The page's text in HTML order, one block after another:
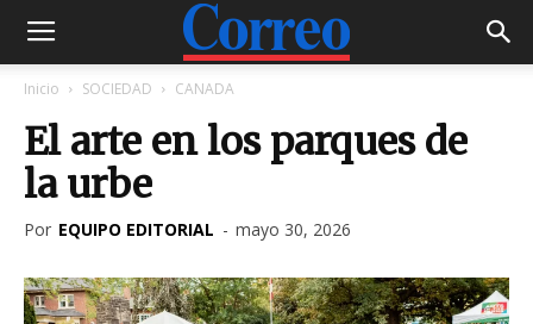
Inicio SOCIEDAD CANADA
El arte en los parques de
la urbe
Por EQUIPO EDITORIAL - mayo 30, 2026